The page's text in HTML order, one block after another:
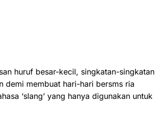
huruf besar-kecil, singkatan-singkatan
demi membuat hari-hari bersms ria
‘slang’ yang hanya digunakan untuk